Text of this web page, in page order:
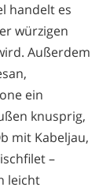
handelt es
würzigen
Außerdem
ein
knusprig,
mit Kabeljau,
–
leicht